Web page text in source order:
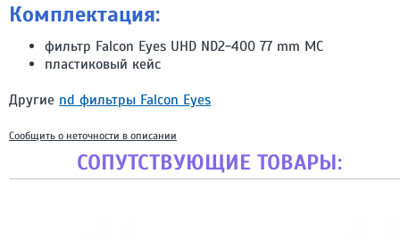
Комплектация:
фильтр Falcon Eyes UHD ND2-400 77 mm MC
пластиковый кейс
Другие nd фильтры Falcon Eyes
Сообщить о неточности в описании
СОПУТСТВУЮЩИЕ ТОВАРЫ: